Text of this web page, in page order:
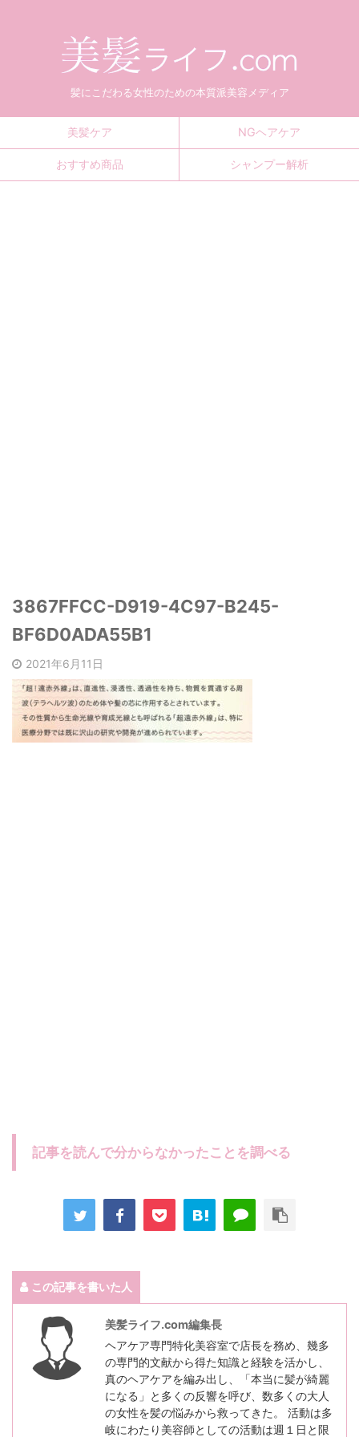
髪にこだわる女性のための本質派美容メディア
美髪ケア NGヘアケア
おすすめ商品 シャンプー解析
3867FFCC-D919-4C97-B245-
BF6D0ADA55B1
2021年6月11日
記事を読んで分からなかったことを調べる
この記事を書いた人
美髪ライフ.com編集長
ヘアケア専門特化美容室で店長を務め、幾多
の専門的文献から得た知識と経験を活かし、
真のヘアケアを編み出し、「本当に髪が綺麗
になる」と多くの反響を呼び、数多くの大人
の女性を髪の悩みから救ってきた。 活動は多
岐にわたり美容師としての活動は週１日と限